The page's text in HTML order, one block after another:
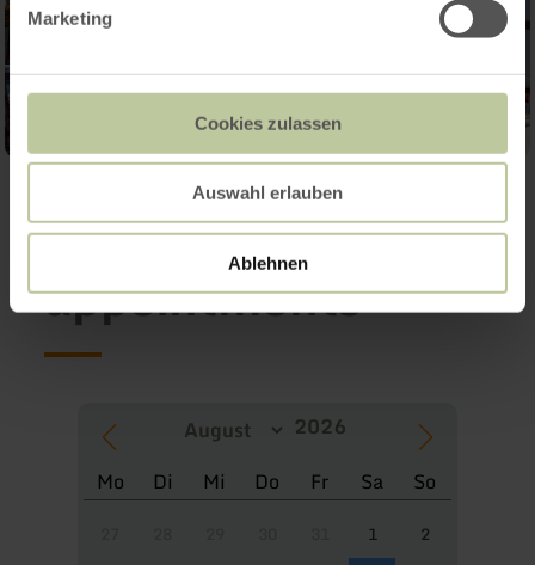
Marketing
Cookies zulassen
Auswahl erlauben
Ablehnen
Further
appointments
Mo Di Mi Do Fr Sa So
1
2